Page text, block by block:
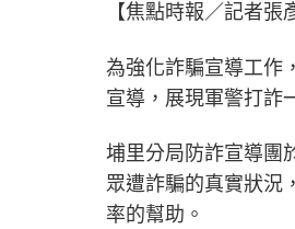
【焦點時報／記者張
為強化詐騙宣導工作
宣導，展現軍警打詐
埔里分局防詐宣導團
眾遭詐騙的真實狀況
率的幫助。